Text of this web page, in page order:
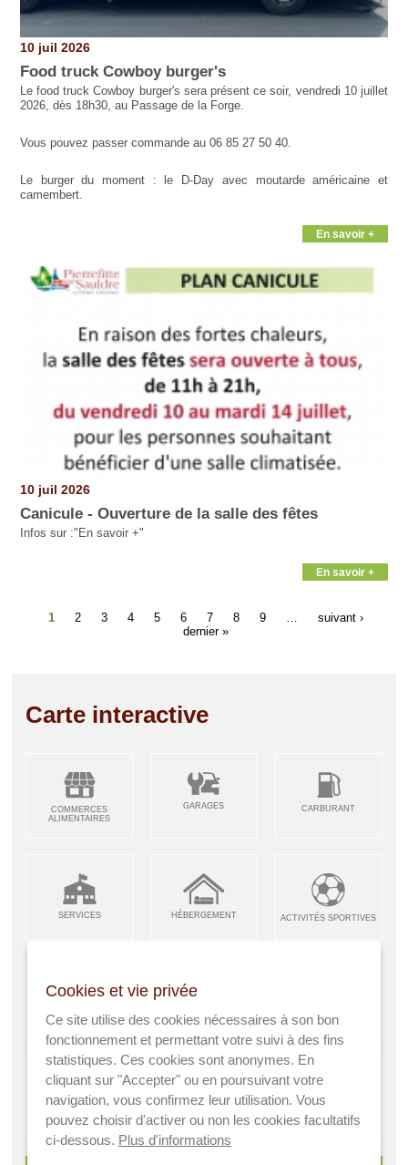
10 juil 2026
Food truck Cowboy burger's
Le food truck Cowboy burger's sera présent ce soir, vendredi 10 juillet
2026, dès 18h30, au Passage de la Forge.
Vous pouvez passer commande au 06 85 27 50 40.
Le burger du moment : le D-Day avec moutarde américaine et
camembert.
En savoir +
10 juil 2026
Canicule - Ouverture de la salle des fêtes
Infos sur :"En savoir +"
En savoir +
1 2 3 4 5 6 7 8 9
suivant ›
dernier »
Carte interactive
COMMERCES
ALIMENTAIRES
GARAGES CARBURANT
SERVICES HÉBERGEMENT ACTIVITÉS SPORTIVES
ARTISANS &
INDUSTRIES
RESTAURANTS CAFÉS ENFANCE JEUNESSE
A VISITER SANTÉ AGRICULTEURS
Cookies et vie privée
Ce site utilise des cookies nécessaires à son bon
fonctionnement et permettant votre suivi à des fins
statistiques. Ces cookies sont anonymes. En
cliquant sur "Accepter" ou en poursuivant votre
navigation, vous confirmez leur utilisation. Vous
pouvez choisir d'activer ou non les cookies facultatifs
ci-dessous. Plus d'informations